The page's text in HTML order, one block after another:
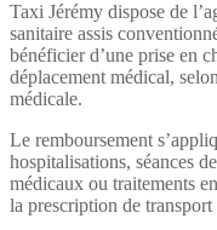
Taxi Jérémy dispose de
sanitaire assis
bénéficier d’une prise en
déplacement médical,
médicale.
Le remboursement
hospitalisations, séances
médicaux ou traitements
la prescription de